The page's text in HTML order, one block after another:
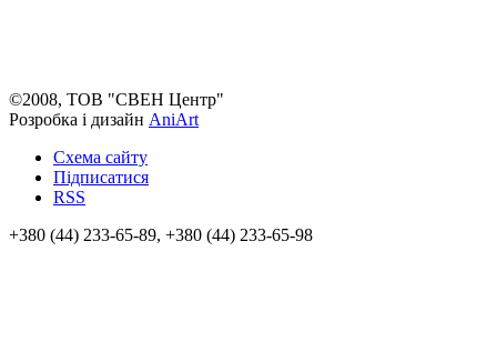
©2008, ТОВ "СВЕН Центр"
Розробка і дизайн AniArt
Схема сайту
Підписатися
RSS
+380 (44) 233-65-89, +380 (44) 233-65-98